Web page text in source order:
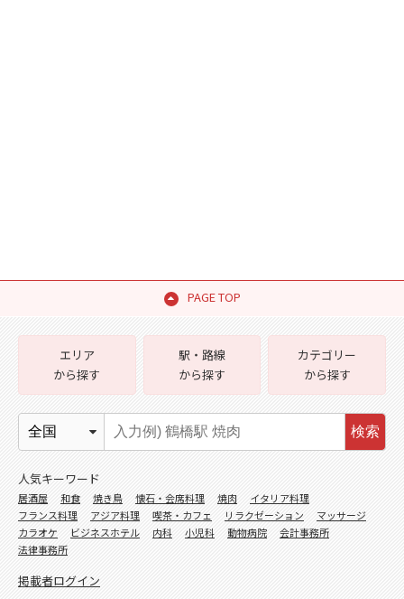
PAGE TOP
エリア
から探す
駅・路線
から探す
カテゴリー
から探す
検索
人気キーワード
居酒屋 和食 焼き鳥 懐石・会席料理 焼肉
イタリア料理
フランス料理
アジア料理 喫茶・カフェ リラクゼーション
マッサージ
カラオケ
ビジネスホテル 内科 小児科 動物病院
会計事務所
法律事務所
掲載者ログイン